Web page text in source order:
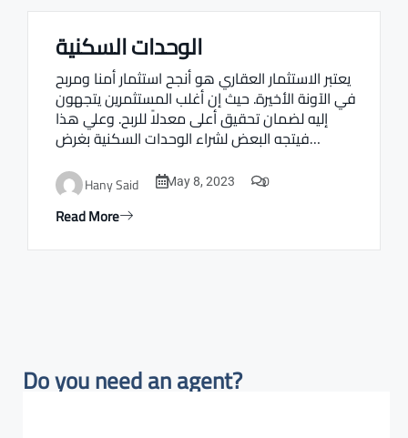
Real estate Estate ville
الوحدات السكنية
يعتبر الاستثمار العقاري هو أنجح استثمار أمنا ومربح
في الآونة الأخيرة. حيث إن أغلب المستثمرين يتجهون
إليه لضمان تحقيق أعلى معدلاً للربح. وعلي هذا
فيتجه البعض لشراء الوحدات السكنية بغرض…
Hany Said May 8, 2023 0
Read More
Do you need an agent?​